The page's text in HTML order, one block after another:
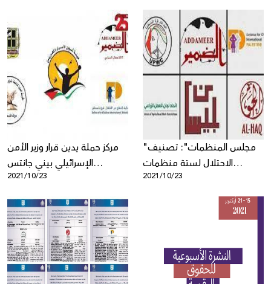
التجسس "بيجاسوس"
(Pegasus)
مركز حملة يدين قرار وزير الأمن
الإسرائيلي بيني جانتس
بتصنيف 6 منظمات
2021/10/23
"مجلس المنظمات": تصنيف
الاحتلال لستة منظمات
حقوقية رائدة كـ"منظمات
إرهابية" محاولة فاشلة لإسكات
الفلسطينيين والسيطرة عليهم
2021/10/23